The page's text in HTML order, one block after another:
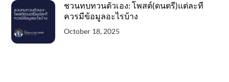
ชวนทบทวนตัวเอง: โพสต์(ดนตรี)แต่ละที
ควรมีข้อมูลอะไรบ้าง
October 18, 2025